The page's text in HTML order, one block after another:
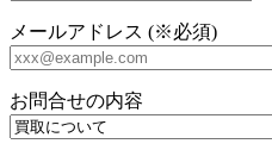
メールアドレス (※必須)
お問合せの内容